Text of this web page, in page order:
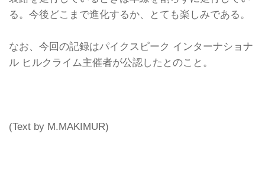
る。今後どこまで進化するか、とても楽しみである。
なお、今回の記録はパイクスピーク インターナショナ
ル ヒルクライム主催者が公認したとのこと。
(Text by M.MAKIMUR)